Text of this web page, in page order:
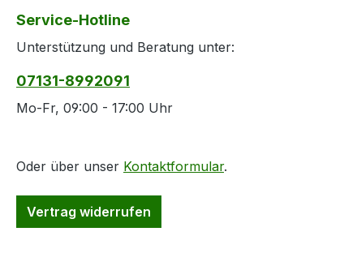
Service-Hotline
Unterstützung und Beratung unter:
07131-8992091
Mo-Fr, 09:00 - 17:00 Uhr
Oder über unser Kontaktformular.
Vertrag widerrufen